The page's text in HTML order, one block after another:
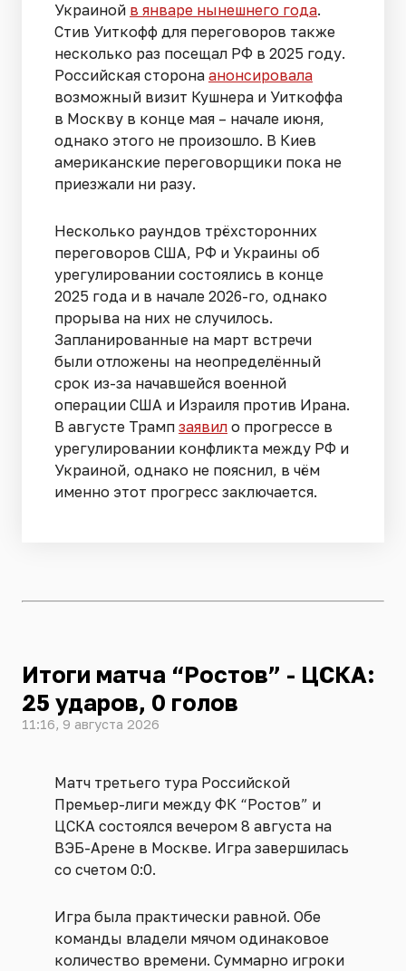
Украиной в январе нынешнего года.
Стив Уиткофф для переговоров также
несколько раз посещал РФ в 2025 году.
Российская сторона анонсировала
возможный визит Кушнера и Уиткоффа
в Москву в конце мая – начале июня,
однако этого не произошло. В Киев
американские переговорщики пока не
приезжали ни разу.
Несколько раундов трёхсторонних
переговоров США, РФ и Украины об
урегулировании состоялись в конце
2025 года и в начале 2026-го, однако
прорыва на них не случилось.
Запланированные на март встречи
были отложены на неопределённый
срок из-за начавшейся военной
операции США и Израиля против Ирана.
В августе Трамп заявил о прогрессе в
урегулировании конфликта между РФ и
Украиной, однако не пояснил, в чём
именно этот прогресс заключается.
Итоги матча “Ростов” - ЦСКА:
25 ударов, 0 голов
11:16, 9 августа 2026
Матч третьего тура Российской
Премьер-лиги между ФК “Ростов” и
ЦСКА состоялся вечером 8 августа на
ВЭБ-Арене в Москве. Игра завершилась
со счетом 0:0.
Игра была практически равной. Обе
команды владели мячом одинаковое
количество времени. Суммарно игроки